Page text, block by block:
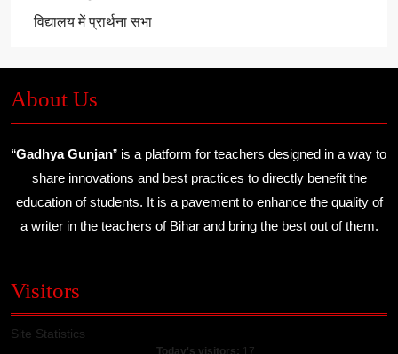
विद्यालय में प्रार्थना सभा
About Us
“Gadhya Gunjan” is a platform for teachers designed in a way to
share innovations and best practices to directly benefit the
education of students. It is a pavement to enhance the quality of
a writer in the teachers of Bihar and bring the best out of them.
Visitors
Site Statistics
Today's visitors: 17